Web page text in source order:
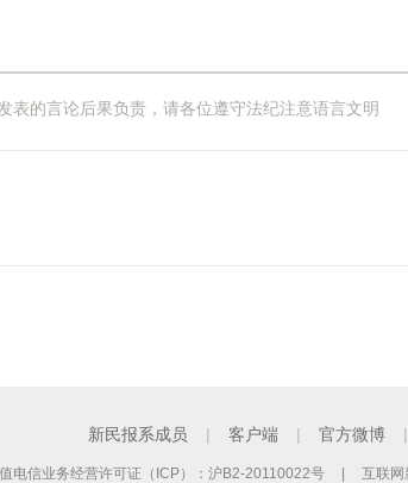
表的言论后果负责，请各位遵守法纪注意语言文明
新民报系成员 | 客户端 | 官方微博 |
电信业务经营许可证（ICP）：沪B2-20110022号 互联